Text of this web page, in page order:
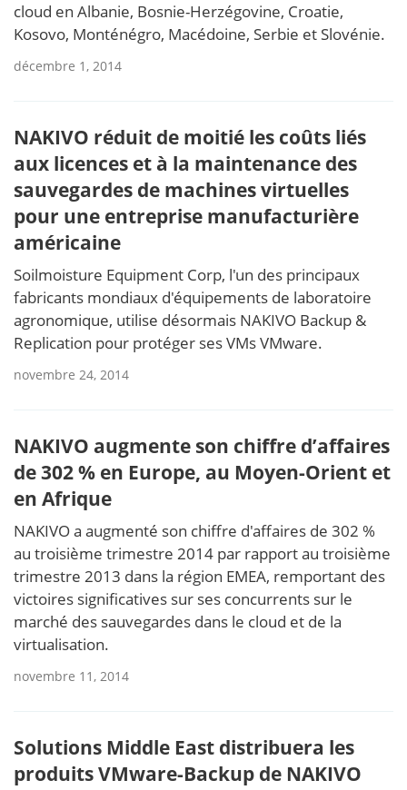
cloud en Albanie, Bosnie-Herzégovine, Croatie,
Kosovo, Monténégro, Macédoine, Serbie et Slovénie.
décembre 1, 2014
NAKIVO réduit de moitié les coûts liés
aux licences et à la maintenance des
sauvegardes de machines virtuelles
pour une entreprise manufacturière
américaine
Soilmoisture Equipment Corp, l'un des principaux
fabricants mondiaux d'équipements de laboratoire
agronomique, utilise désormais NAKIVO Backup &
Replication pour protéger ses VMs VMware.
novembre 24, 2014
NAKIVO augmente son chiffre d’affaires
de 302 % en Europe, au Moyen-Orient et
en Afrique
NAKIVO a augmenté son chiffre d'affaires de 302 %
au troisième trimestre 2014 par rapport au troisième
trimestre 2013 dans la région EMEA, remportant des
victoires significatives sur ses concurrents sur le
marché des sauvegardes dans le cloud et de la
virtualisation.
novembre 11, 2014
Solutions Middle East distribuera les
produits VMware-Backup de NAKIVO